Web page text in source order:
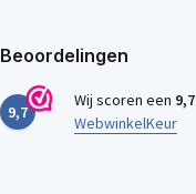
Beoordelingen
9,7
Wij scoren een 9,7
WebwinkelKeur